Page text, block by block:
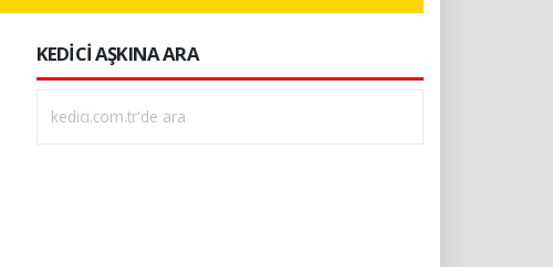
KEDİCİ AŞKINA ARA